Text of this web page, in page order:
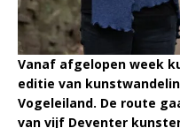
Vanaf afgelopen week
editie van
Vogeleiland. De route
van vijf Deventer